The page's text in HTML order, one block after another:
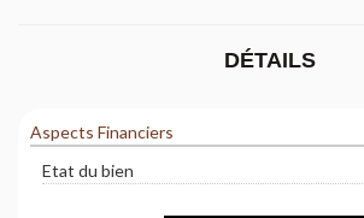
DÉTAILS
Aspects Financiers
Etat du bien